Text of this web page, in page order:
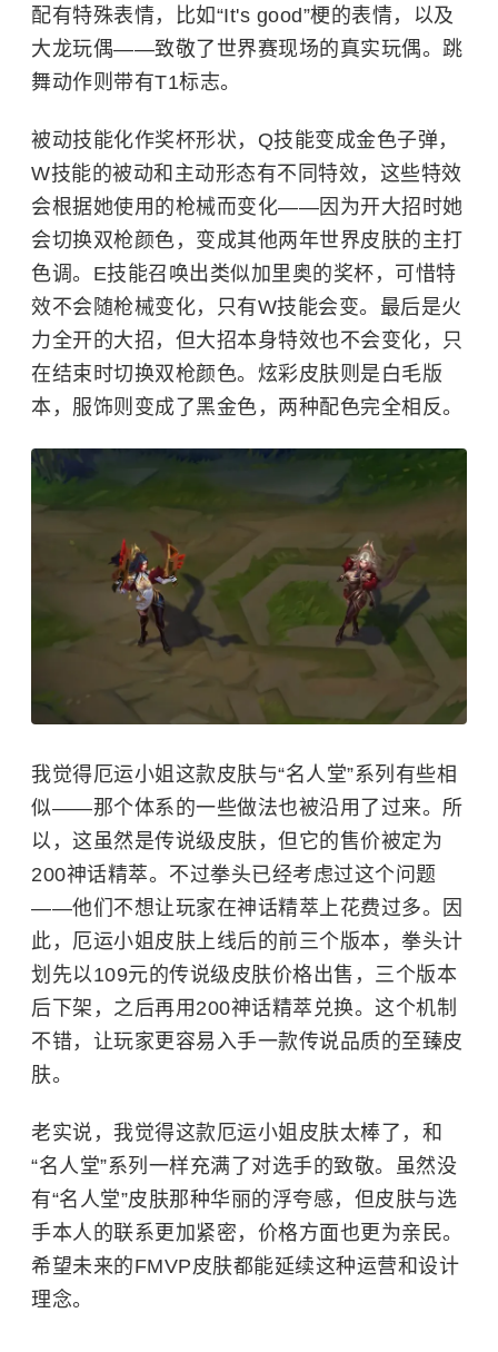
配有特殊表情，比如“It's good”梗的表情，以及
大龙玩偶——致敬了世界赛现场的真实玩偶。跳
舞动作则带有T1标志。
被动技能化作奖杯形状，Q技能变成金色子弹，
W技能的被动和主动形态有不同特效，这些特效
会根据她使用的枪械而变化——因为开大招时她
会切换双枪颜色，变成其他两年世界皮肤的主打
色调。E技能召唤出类似加里奥的奖杯，可惜特
效不会随枪械变化，只有W技能会变。最后是火
力全开的大招，但大招本身特效也不会变化，只
在结束时切换双枪颜色。炫彩皮肤则是白毛版
本，服饰则变成了黑金色，两种配色完全相反。
我觉得厄运小姐这款皮肤与“名人堂”系列有些相
似——那个体系的一些做法也被沿用了过来。所
以，这虽然是传说级皮肤，但它的售价被定为
200神话精萃。不过拳头已经考虑过这个问题
——他们不想让玩家在神话精萃上花费过多。因
此，厄运小姐皮肤上线后的前三个版本，拳头计
划先以109元的传说级皮肤价格出售，三个版本
后下架，之后再用200神话精萃兑换。这个机制
不错，让玩家更容易入手一款传说品质的至臻皮
肤。
老实说，我觉得这款厄运小姐皮肤太棒了，和
“名人堂”系列一样充满了对选手的致敬。虽然没
有“名人堂”皮肤那种华丽的浮夸感，但皮肤与选
手本人的联系更加紧密，价格方面也更为亲民。
希望未来的FMVP皮肤都能延续这种运营和设计
理念。